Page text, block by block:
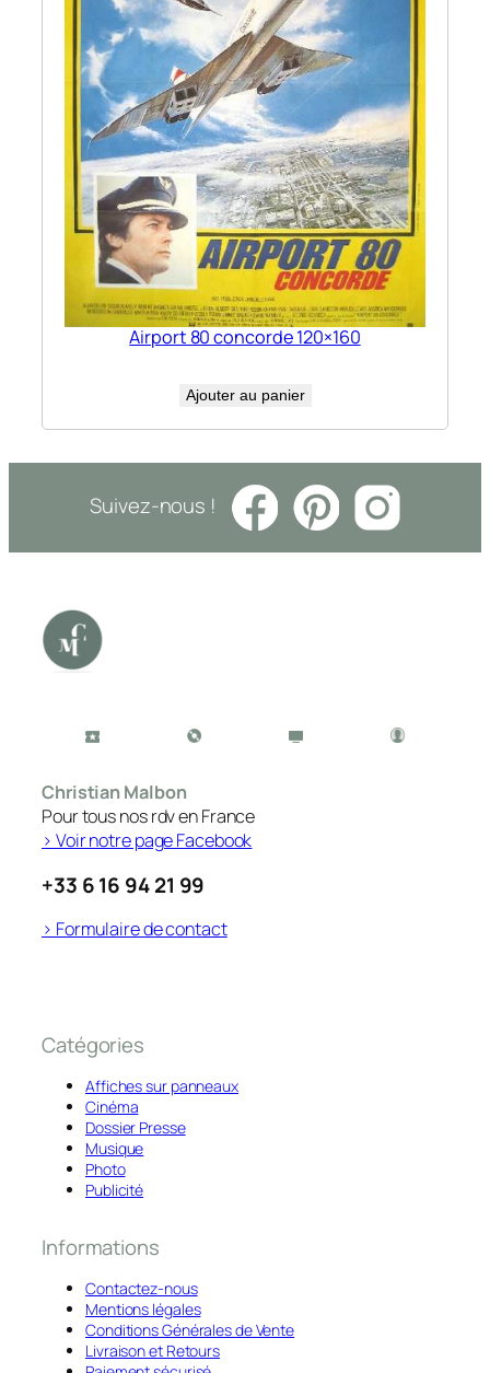
Airport 80 concorde 120×160
Ajouter au panier
Suivez-nous !
Christian Malbon
Pour tous nos rdv en France
> Voir notre page Facebook
+33 6 16 94 21 99
> Formulaire de contact
Catégories
Affiches sur panneaux
Cinéma
Dossier Presse
Musique
Photo
Publicité
Informations
Contactez-nous
Mentions légales
Conditions Générales de Vente
Livraison et Retours